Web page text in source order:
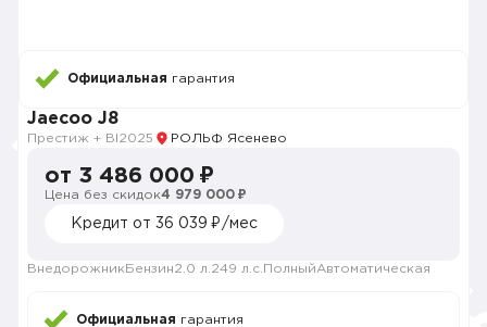
Официальная гарантия
Jaecoo J8
Престиж + Bl 2025 РОЛЬФ Ясенево
от 3 486 000 ₽
Цена без скидок4 979 000 ₽
Кредит от 36 039 ₽/мес
Внедорожник Бензин2.0 л. 249 л.с. ПолныйАвтоматическая
Официальная гарантия